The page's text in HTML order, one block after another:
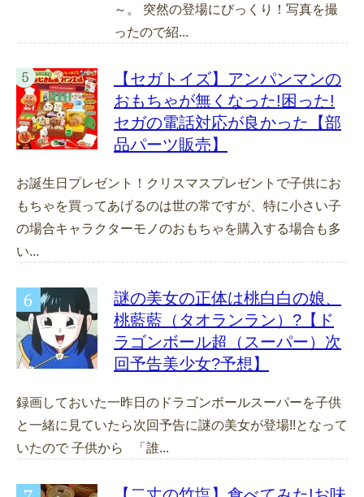
～。 突然の登場にびっくり！写真を撮
ったので紹...
【セガトイズ】アンパンマンの
おもちゃが無くなった!困った!
セガの電話対応が良かった【部
品パーツ販売】
お誕生日プレゼント！クリスマスプレゼントで子供にお
もちゃを買ってあげるのは世の常ですが、特に小さい子
の場合キャラクターモノのおもちゃを購入する場合も多
い...
謎の美女の正体は桃白白の娘、
桃藍藍（タオランラン）?【ド
ラゴンボール超（スーパー）次
回予告美少女?予想】
録画しておいた一昨日のドラゴンボールスーパーを子供
と一緒に見ていたら次回予告に謎の美女が登場!!となって
いたので 子供から 「誰...